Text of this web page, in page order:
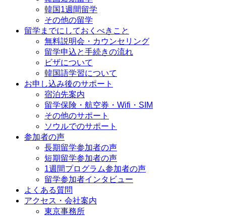
韓国1週間留学
その他の留学
留学までにしておくべきこと
無料説明会・カウンセリング
留学申込と手続きの流れ
ビザについて
韓国語学習について
お申し込み後のサポート
宿泊先案内
留学保険・航空券・Wifi・SIM
その他のサポート
ソウルでのサポート
参加者の声
長期留学参加者の声
短期留学参加者の声
1週間プログラム参加者の声
留学参加者インタビュー
よくある質問
アクセス・会社案内
東京事務所